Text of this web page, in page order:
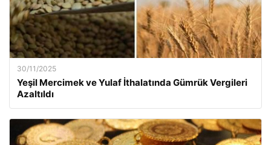
30/11/2025
Yeşil Mercimek ve Yulaf İthalatında Gümrük Vergileri
Azaltıldı